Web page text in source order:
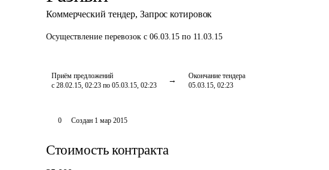
Коммерческий тендер, Запрос котировок
Осуществление перевозок с 06.03.15 по 11.03.15
Приём предложений
с 28.02.15, 02:23 по 05.03.15, 02:23
Окончание тендера
05.03.15, 02:23
0 Создан 1 мар 2015
Стоимость контракта